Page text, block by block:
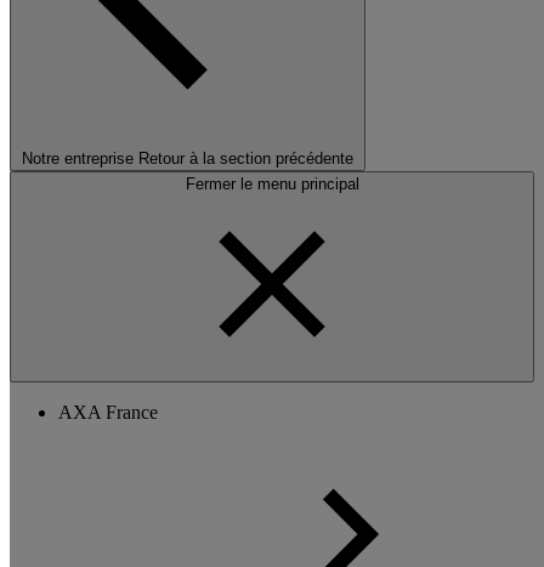
Notre entreprise Retour à la section précédente
Fermer le menu principal
AXA France